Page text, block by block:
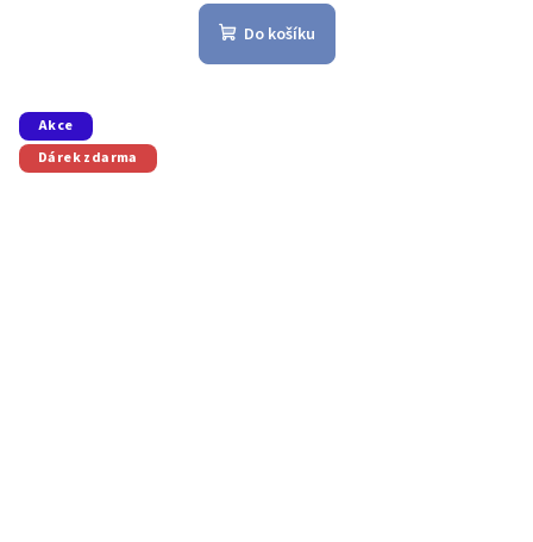
Do košíku
Akce
Dárek zdarma